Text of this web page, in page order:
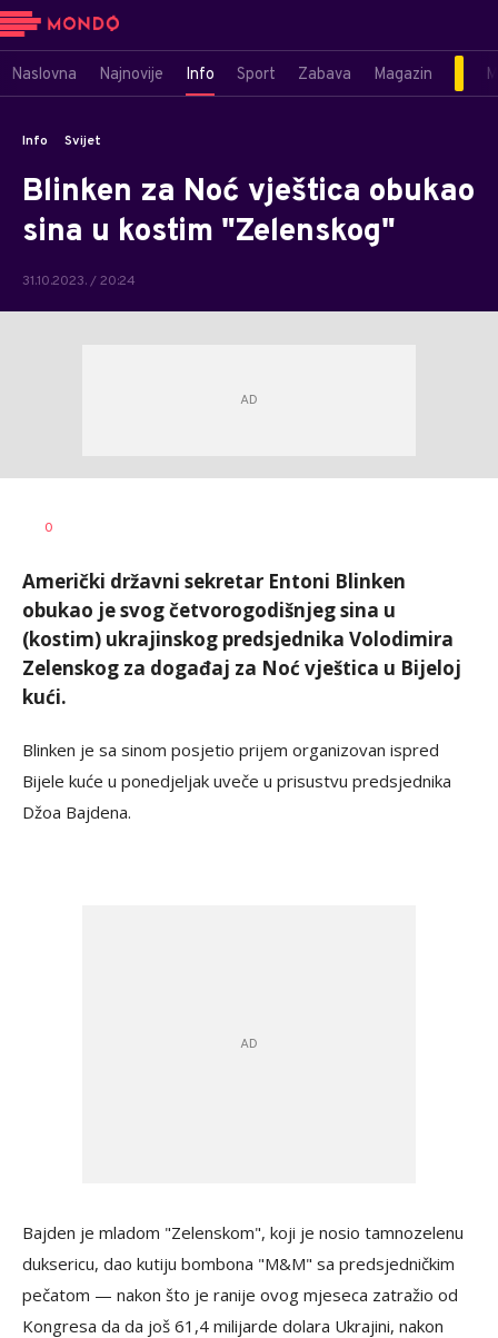
Naslovna Najnovije Info Sport Zabava Magazin
Info Svijet
Blinken za Noć vještica obukao
sina u kostim "Zelenskog"
31.10.2023. / 20:24
AUTOR
0
Američki državni sekretar Entoni Blinken
obukao je svog četvorogodišnjeg sina u
(kostim) ukrajinskog predsjednika Volodimira
Zelenskog za događaj za Noć vještica u Bijeloj
kući.
Blinken je sa sinom posjetio prijem organizovan ispred
Bijele kuće u ponedjeljak uveče u prisustvu predsjednika
Džoa Bajdena.
Bajden je mladom "Zelenskom", koji je nosio tamnozelenu
duksericu, dao kutiju bombona "M&M" sa predsjedničkim
pečatom — nakon što je ranije ovog mjeseca zatražio od
Kongresa da da još 61,4 milijarde dolara Ukrajini, nakon